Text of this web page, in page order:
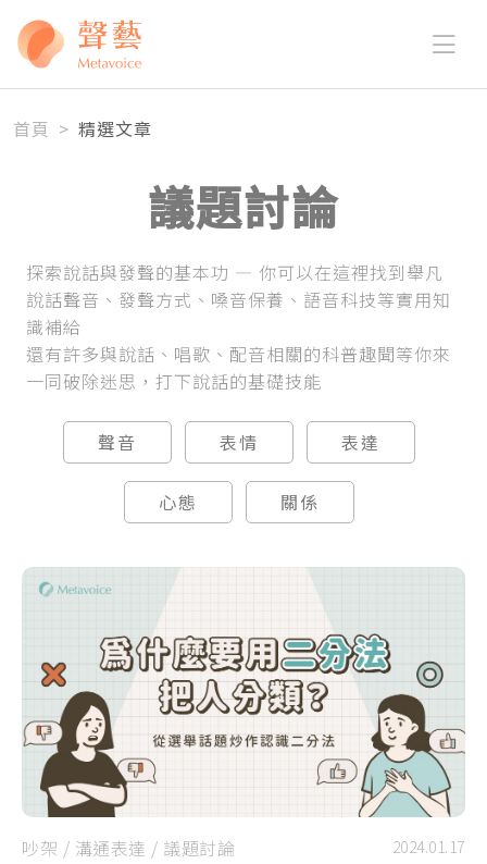
首頁 > 精選文章
議題討論
探索說話與發聲的基本功 — 你可以在這裡找到舉凡
說話聲音、發聲方式、嗓音保養、語音科技等實用知
識補給
還有許多與說話、唱歌、配音相關的科普趣聞等你來
一同破除迷思，打下說話的基礎技能
聲音 表情 表達
心態 關係
吵架 / 溝通表達 / 議題討論 2024.01.17